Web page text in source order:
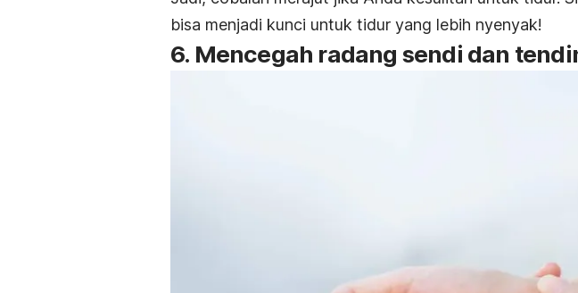
bisa menjadi kunci untuk tidur yang lebih nyenyak!
6. Mencegah radang sendi dan